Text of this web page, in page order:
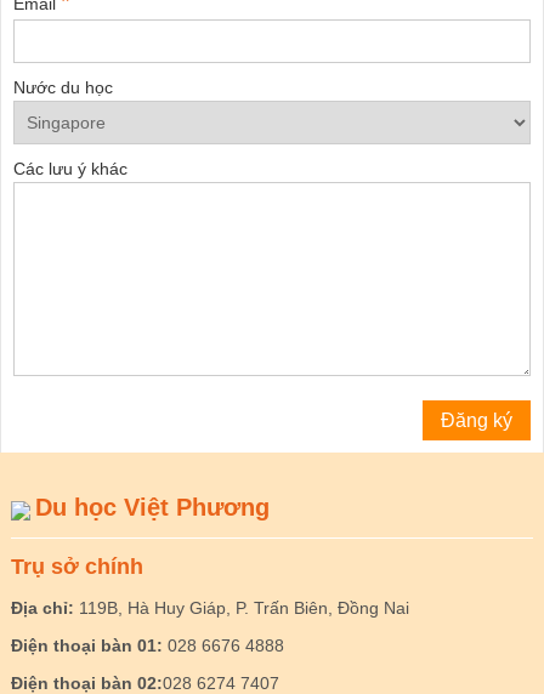
Nước du học
Các lưu ý khác
Du học Việt Phương
Trụ sở chính
Địa chỉ: 119B, Hà Huy Giáp, P. Trấn Biên, Đồng Nai
Điện thoại bàn 01: 028 6676 4888
Điện thoại bàn 02:028 6274 7407